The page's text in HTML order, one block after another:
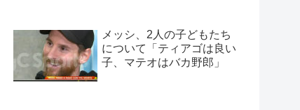
メッシ、2人の子どもたち
について「ティアゴは良い
子、マテオはバカ野郎」